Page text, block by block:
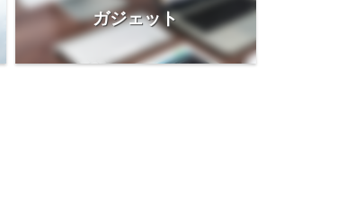
ガジェット